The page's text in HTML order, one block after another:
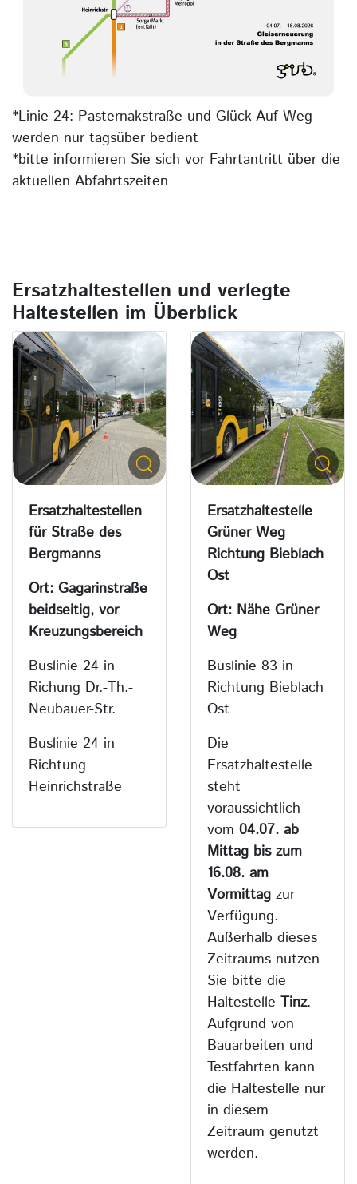
*Linie 24: Pasternakstraße und Glück-Auf-Weg
werden nur tagsüber bedient
*bitte informieren Sie sich vor Fahrtantritt über die
aktuellen Abfahrtszeiten
Ersatzhaltestellen und verlegte
Haltestellen im Überblick
Ersatzhaltestellen
für Straße des
Bergmanns
Ort: Gagarinstraße
beidseitig, vor
Kreuzungsbereich
Buslinie 24 in
Richung Dr.-Th.-
Neubauer-Str.
Buslinie 24 in
Richtung
Heinrichstraße
Ersatzhaltestelle
Grüner Weg
Richtung Bieblach
Ost
Ort: Nähe Grüner
Weg
Buslinie 83 in
Richtung Bieblach
Ost
Die
Ersatzhaltestelle
steht
voraussichtlich
vom 04.07. ab
Mittag bis zum
16.08. am
Vormittag zur
Verfügung.
Außerhalb dieses
Zeitraums nutzen
Sie bitte die
Haltestelle Tinz.
Aufgrund von
Bauarbeiten und
Testfahrten kann
die Haltestelle nur
in diesem
Zeitraum genutzt
werden.